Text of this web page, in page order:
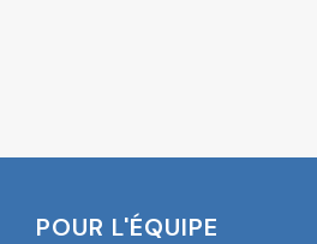
POUR L'ÉQUIPE